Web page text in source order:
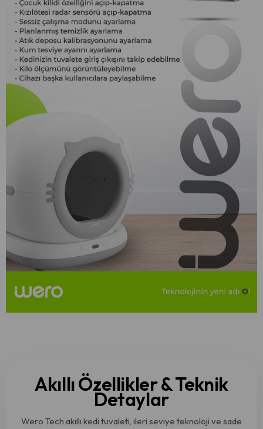
Akıllı Özellikler & Teknik
Detaylar
Wero Tech akıllı kedi tuvaleti, ileri seviye teknoloji ve sade